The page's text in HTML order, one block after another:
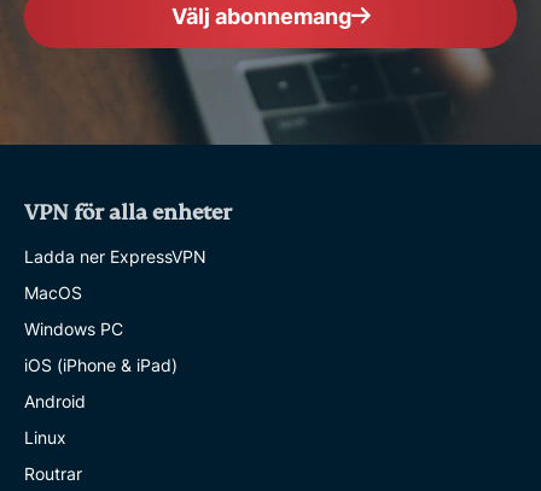
Välj abonnemang
VPN för alla enheter
Ladda ner ExpressVPN
MacOS
Windows PC
iOS (iPhone & iPad)
Android
Linux
Routrar